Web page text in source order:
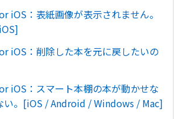
iOS：表紙画像が表示されません。
iOS：削除した本を元に戻したいの
iOS：スマート本棚の本が動かせな
い。[iOS / Android / Windows / Mac]